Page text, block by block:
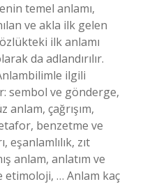
temel anlamı,
ve akla ilk gelen
ilk anlamı
da adlandırılır.
ilgili
sembol ve gönderge,
çağrışım,
benzetme ve
zıt
anlam, anlatım ve
etimoloji, … Anlam kaç